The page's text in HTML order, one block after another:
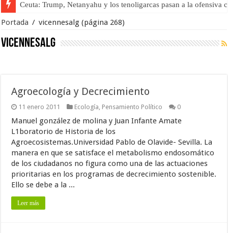
Ceuta: Trump, Netanyahu y los tenoligarcas pasan a la ofensiva
Portada / vicennesalg (página 268)
vicennesalg
Agroecología y Decrecimiento
11 enero 2011 Ecología, Pensamiento Político 0
Manuel gonzález de molina y Juan Infante Amate
L1boratorio de Historia de los
Agroecosistemas.Universidad Pablo de Olavide- Sevilla. La
manera en que se satisface el metabolismo endosomático
de los ciudadanos no figura como una de las actuaciones
prioritarias en los programas de decrecimiento sostenible.
Ello se debe a la ...
Leer más